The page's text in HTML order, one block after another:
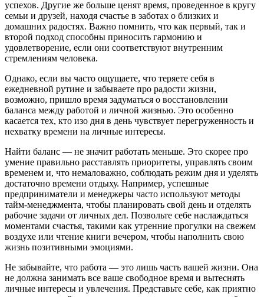
успехов. Другие же больше ценят время, проведенное в кругу
семьи и друзей, находя счастье в заботах о близких и
домашних радостях. Важно помнить, что как первый, так и
второй подход способны приносить гармонию и
удовлетворение, если они соответствуют внутренним
стремлениям человека.
Однако, если вы часто ощущаете, что теряете себя в
ежедневной рутине и забываете про радости жизни,
возможно, пришло время задуматься о восстановлении
баланса между работой и личной жизнью. Это особенно
касается тех, кто изо дня в день чувствует перегруженность и
нехватку времени на личные интересы.
Найти баланс — не значит работать меньше. Это скорее про
умение правильно расставлять приоритеты, управлять своим
временем и, что немаловажно, соблюдать режим дня и уделять
достаточно времени отдыху. Например, успешные
предприниматели и менеджеры часто используют методы
тайм-менеджмента, чтобы планировать свой день и отделять
рабочие задачи от личных дел. Позвольте себе наслаждаться
моментами счастья, такими как утренние прогулки на свежем
воздухе или чтение книги вечером, чтобы наполнить свою
жизнь позитивными эмоциями.
Не забывайте, что работа — это лишь часть вашей жизни. Она
не должна занимать все ваше свободное время и вытеснять
личные интересы и увлечения. Представьте себе, как приятно